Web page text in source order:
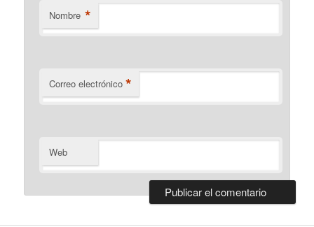
Nombre *
Correo electrónico *
Web